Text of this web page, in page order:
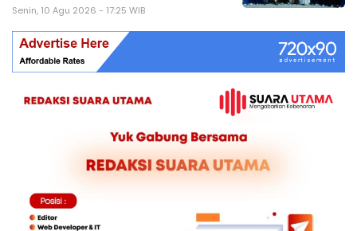
Senin, 10 Agu 2026 - 17:25 WIB